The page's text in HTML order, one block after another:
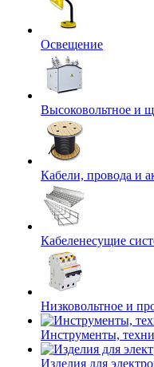
Освещение
Высоковольтное и
Кабели, провода и
Кабеленесущие
Низковольтное и
Инструменты,
Изделия для